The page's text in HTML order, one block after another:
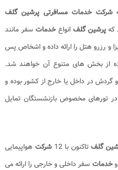
شرکت خدمات مسافرتی پرشین گلف
کهپرشین گلف انواعخدماتسفر مانند
و رزرو هتل را ارائه داده و اشخاص پس
از بخش های متنوع آن خواهند شد.
گردش در داخل یا خارج از کشور بوده و
در تورهای مخصوص بازنشستگان تمایل
گلفتاکنون با 12 شرکت هواپیمایی
وخدمات سفر داخلی و خارجی را ارائه می